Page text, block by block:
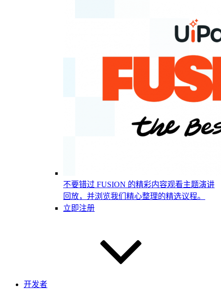
不要错过 FUSION 的精彩内容观看主题演讲
回放，并浏览我们精心整理的精选议程。
立即注册
开发者